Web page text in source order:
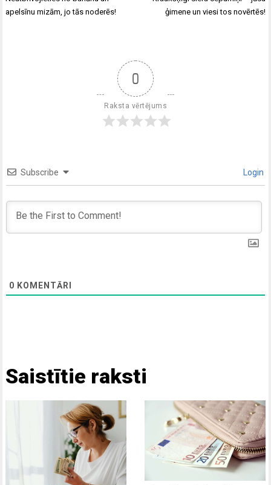
apelsīnu mizām, jo tās noderēs!
ģimene un viesi tos novērtēs!
0
Raksta vērtējums
Subscribe Login
0 KOMENTĀRI
Saistītie raksti